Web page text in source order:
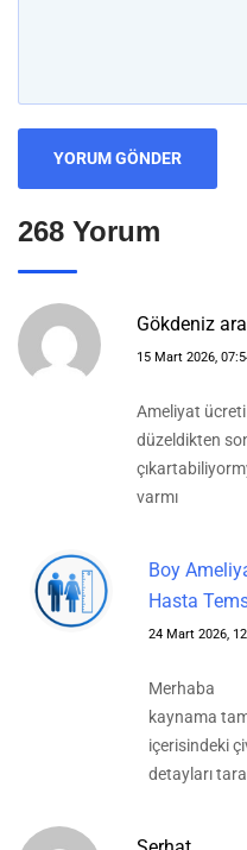
268 Yorum
Gökdeniz
15 Mart 2026,
Ameliyat
düzeldikten
varmı
Boy
Hasta
24 Mart 2026,
Merhaba
kaynama
içerisindeki
detayları